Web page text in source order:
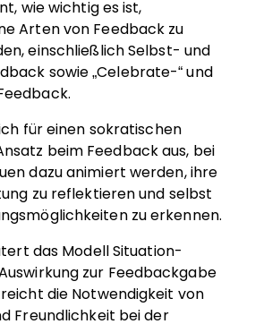
wie wichtig es ist,
Arten von Feedback zu
einschließlich Selbst- und
sowie „Celebrate-“ und
für einen sokratischen
beim Feedback aus, bei
dazu animiert werden, ihre
zu reflektieren und selbst
zu erkennen.
das Modell Situation-
zur Feedbackgabe
die Notwendigkeit von
Freundlichkeit bei der